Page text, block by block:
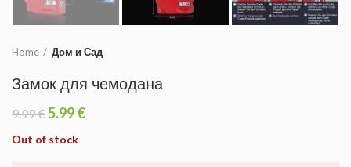
Home Дом и Сад
Замок для чемодана
9.99€5.99€
Out of stock